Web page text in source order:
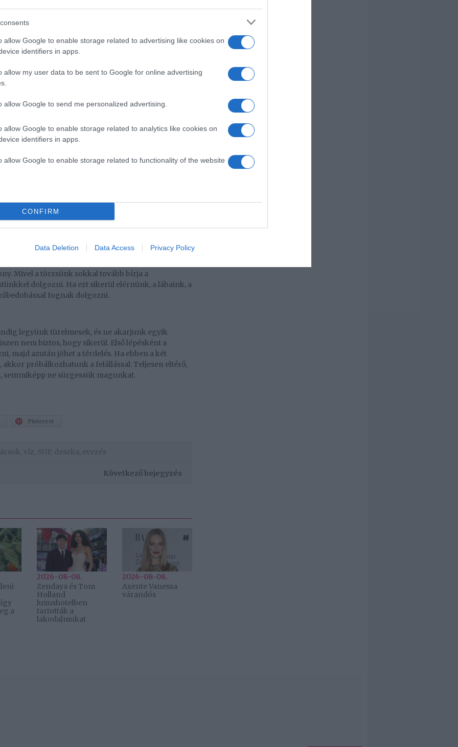
allow Google to enable storage related to advertising like cookies on
identifiers in apps.
allow my user data to be sent to Google for online advertising
allow Google to send me personalized advertising.
allow Google to enable storage related to analytics like cookies on
identifiers in apps.
allow Google to enable storage related to functionality of the website
CONFIRM
Data Deletion Data Access Privacy Policy
tudnak egyenesen előre haladni, hogy nem
része a SUP-ozásnak. Az oldalváltást úgy
az evezőt a deszka másik oldalára, a kezünket
evezünk, akkor a jobb kezünkkel fogjuk a
pedig a bal kezünkkel fogjuk azt.
oznak, így nem tartják fontosnak, hogy
magukat a deszkához. Ez azonban nagy hiba,
vagy a szél a deszkánkat, ha véletlenül
sosem felesleges, legalábbis ha nem szeretnénk
hogy soha ne lefelé nézzünk, hanem előre.
az egyensúlyunkat, és máris a halak közt
előtt egy pontot és arra koncentráljunk, annak az
az a helyes testtartás, ami nélkül előbb fáradunk
Mivel a törzsünk sokkal tovább bírja a
dolgozni. Ha ezt sikerül elérnünk, a lábaink, a
fognak dolgozni.
legyünk türelmesek, és ne akarjunk egyik
nem biztos, hogy sikerül. Első lépésként a
majd azután jöhet a térdelés. Ha ebben a két
próbálkozhatunk a felállással. Teljesen eltérő,
ne sürgessük magunkat.
Pinterest
víz SUP, deszka evezés
Következő bejegyzés
a
2026-08-08.
Zendaya és Tom
Holland
luxushotelben
tartották a
lakodalmukat
2026-08-08.
Axente Vanessa
várandós